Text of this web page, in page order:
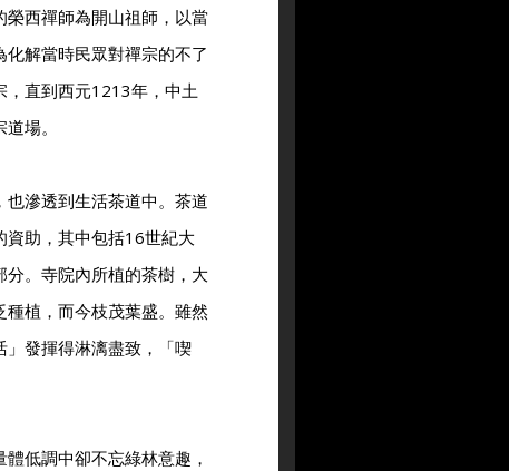
西禪師為開山祖師，以當
解當時民眾對禪宗的不了
，直到西元1213年，中土
場。
滲透到生活茶道中。茶道
資助，其中包括16世紀大
。寺院內所植的茶樹，大
植，而今枝茂葉盛。雖然
」發揮得淋漓盡致，「喫
低調中卻不忘綠林意趣，